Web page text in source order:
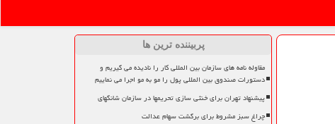
پربیننده ترین ها
مقاوله نامه های سازمان بین المللی کار را نادیده می گیریم و
دستورات صندوق بین المللی پول را مو به مو اجرا می نماییم
پیشنهاد تهران برای خنثی سازی تحریمها در سازمان شانگهای
چراغ سبز مشروط برای برگشت سهام عدالت